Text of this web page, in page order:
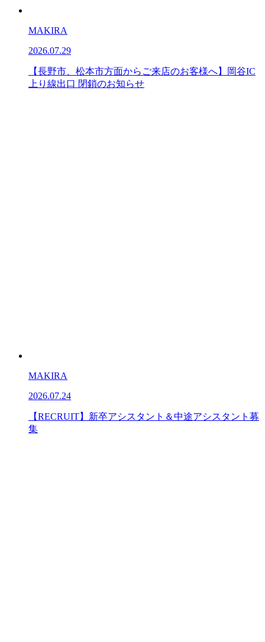
MAKIRA
2026.07.29
【長野市、松本市方面からご来店のお客様へ】岡谷IC
上り線出口 閉鎖のお知らせ
MAKIRA
2026.07.24
【RECRUIT】新卒アシスタント＆中途アシスタント募
集